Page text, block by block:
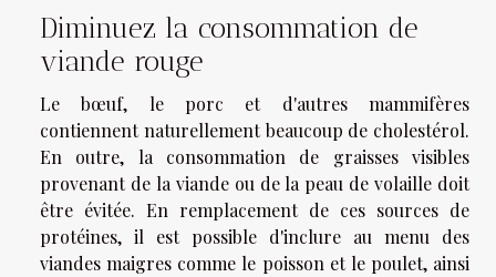
Diminuez la consommation de
viande rouge
Le bœuf, le porc et d'autres mammifères
contiennent naturellement beaucoup de cholestérol.
En outre, la consommation de graisses visibles
provenant de la viande ou de la peau de volaille doit
être évitée. En remplacement de ces sources de
protéines, il est possible d'inclure au menu des
viandes maigres comme le poisson et le poulet, ainsi